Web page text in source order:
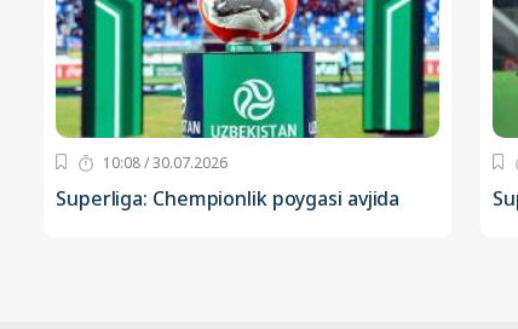
10:08 / 30.07.2026
Superliga: Chempionlik poygasi avjida